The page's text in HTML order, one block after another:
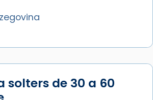
solters de 30 a 60